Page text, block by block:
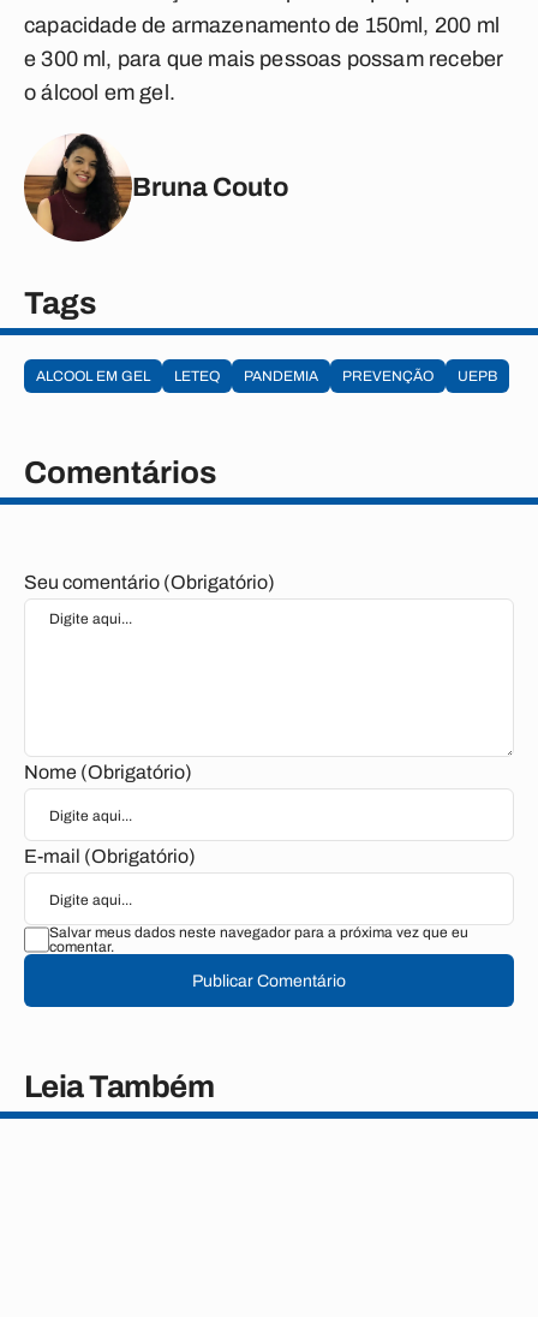
capacidade de armazenamento de 150ml, 200 ml
e 300 ml, para que mais pessoas possam receber
o álcool em gel.
Bruna Couto
Tags
ALCOOL EM GEL LETEQ PANDEMIA PREVENÇÃO UEPB
Comentários
Seu comentário (Obrigatório)
Nome (Obrigatório)
E-mail (Obrigatório)
Salvar meus dados neste navegador para a próxima vez que eu
comentar.
Publicar Comentário
Leia Também